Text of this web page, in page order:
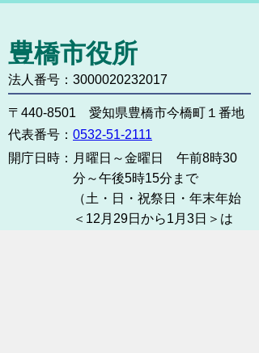
豊橋市役所
法人番号：3000020232017
〒440-8501 愛知県豊橋市今橋町１番地
代表番号： 0532-51-2111
開庁日時： 月曜日～金曜日 午前8時30
分～午後5時15分まで
（土・日・祝祭日・年末年始
＜12月29日から1月3日＞は